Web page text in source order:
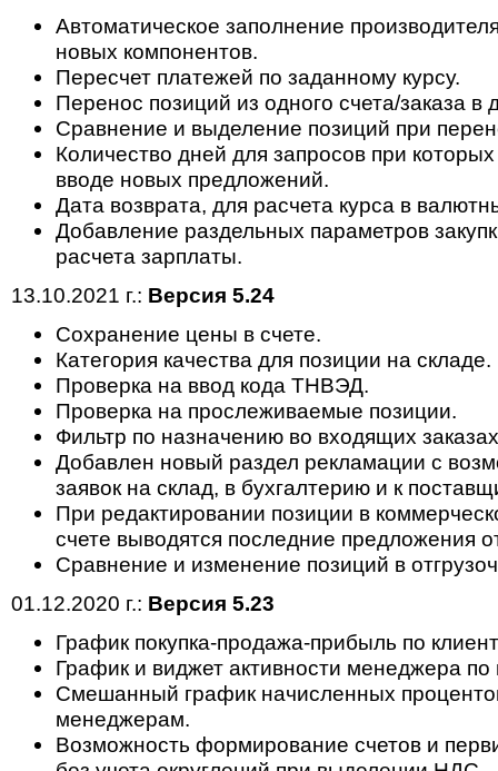
Автоматическое заполнение
новых компонентов.
Пересчет платежей по заданному курсу.
Перенос позиций из одного счета/заказа в
Сравнение и выделение позиций при
Количество дней для запросов при
вводе новых предложений.
Дата возврата, для расчета курса в
Добавление раздельных параметров
расчета зарплаты.
13.10.2021 г.: Версия 5.24
Сохранение цены в счете.
Категория качества для позиции на складе.
Проверка на ввод кода ТНВЭД.
Проверка на прослеживаемые позиции.
Фильтр по назначению во входящих
Добавлен новый раздел рекламации с
заявок на склад, в бухгалтерию и к
При редактировании позиции в
счете выводятся последние предложения
Сравнение и изменение позиций в
01.12.2020 г.: Версия 5.23
График покупка-продажа-прибыль по
График и виджет активности менеджера
Смешанный график начисленных
менеджерам.
Возможность формирование счетов и